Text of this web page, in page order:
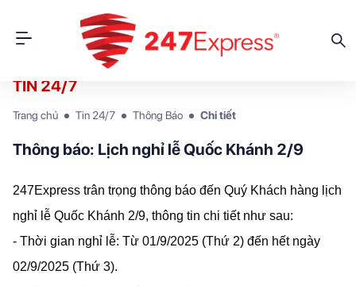
TIN 24/7
Trang chủ Tin 24/7 Thông Báo Chi tiết
Thông báo: Lịch nghỉ lễ Quốc Khánh 2/9
247Express trân trọng thông báo đến Quý Khách hàng lịch
nghỉ lễ Quốc Khánh 2/9, thông tin chi tiết như sau:
- Thời gian nghỉ lễ: Từ 01/9/2025 (Thứ 2) đến hết ngày
02/9/2025 (Thứ 3).